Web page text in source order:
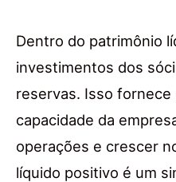
Dentro do patrimônio
investimentos dos
reservas. Isso fornece
capacidade da
operações e crescer
líquido positivo é um